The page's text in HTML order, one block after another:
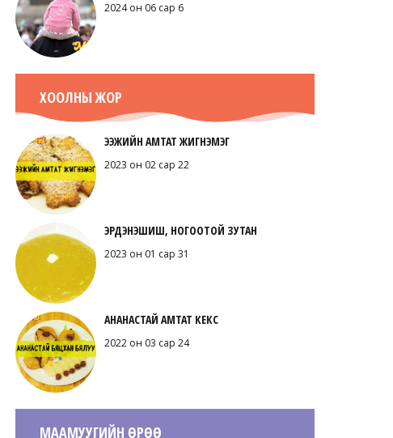
2024 он 06 сар 6
ХООЛНЫ ЖОР
ЭЭЖИЙН АМТАТ ЖИГНЭМЭГ
2023 он 02 сар 22
ЭРДЭНЭШИШ, НОГООТОЙ ЗУТАН
2023 он 01 сар 31
АНАНАСТАЙ АМТАТ КЕКС
2022 он 03 сар 24
МААМУУГИЙН ӨРӨӨ